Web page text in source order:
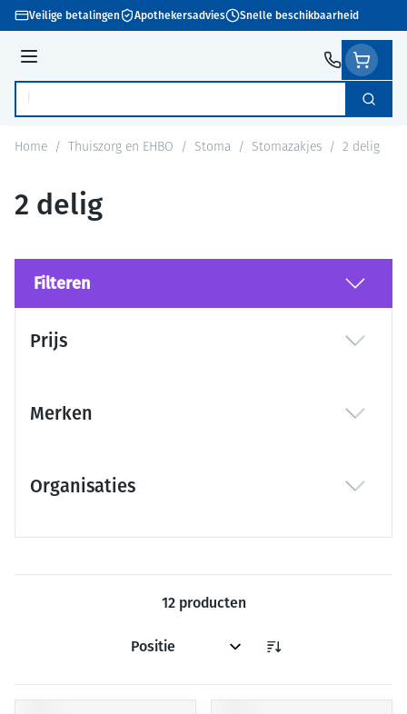
Ga naar de inhoud
Veilige betalingen Apothekersadvies Snelle beschikbaarheid
Menu
Product, merk, categorie... Zoek
Home / Thuiszorg en EHBO / Stoma / Stomazakjes / 2 delig
2 delig
Filteren
Prijs
Merken
Organisaties
12producten
Sorteer op: